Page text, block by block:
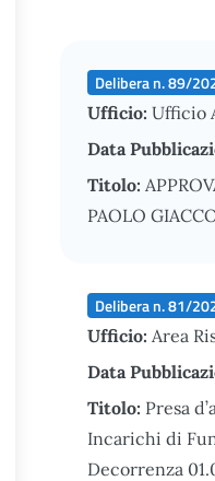
Delibera n. 89/
Ufficio: Ufficio
Data
Titolo:
PAOLO
Delibera n. 81/
Ufficio: Area
Data
Titolo: Presa
Incarichi di
Decorrenza